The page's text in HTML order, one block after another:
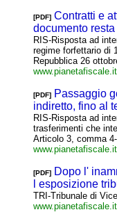
[PDF] Contratti e
documento
RIS-Risposta ad
regime forfettario di
Repubblica 26
[PDF] Passaggio
indiretto, fino al
RIS-Risposta ad
trasferimenti che
Articolo 3, comma
[PDF] Dopo l'
l esposizione
TRI-Tribunale di